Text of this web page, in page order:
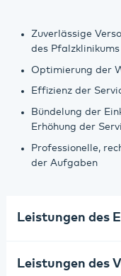
Zuverlässige
des Pfalzklinikums
Optimierung der
Effizienz der
Bündelung der
Erhöhung der
Professionelle,
der Aufgaben
Leistungen des
Leistungen des